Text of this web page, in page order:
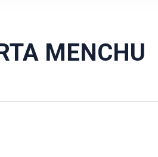
MENCHU